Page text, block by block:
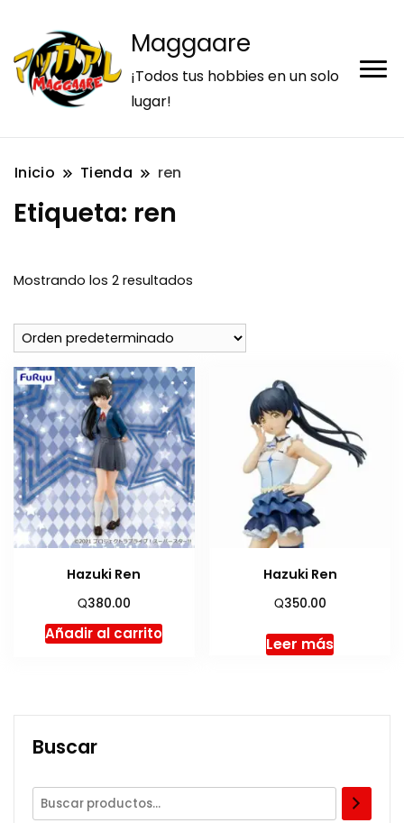
Maggaare
¡Todos tus hobbies en un solo
lugar!
Inicio Tienda ren
Etiqueta: ren
Mostrando los 2 resultados
Hazuki Ren
Q380.00
Añadir al carrito
Hazuki Ren
Q350.00
Leer más
Buscar